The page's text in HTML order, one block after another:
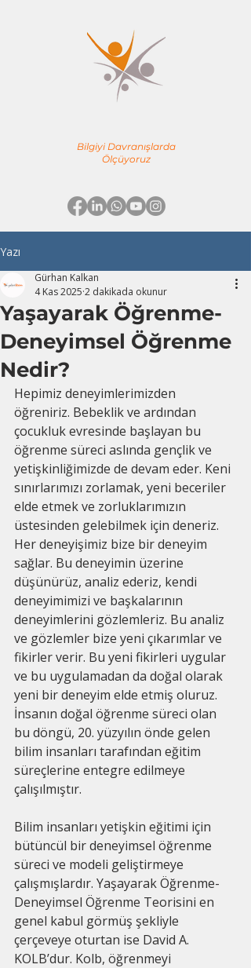
Bilgiyi Davranışlarda
Ölçüyoruz
Yazı
Yaşayarak Öğrenme-
Deneyimsel Öğrenme
Nedir?
Gürhan Kalkan
4 Kas 2025 2 dakikada okunur
Hepimiz deneyimlerimizden
öğreniriz. Bebeklik ve ardından
çocukluk evresinde başlayan bu
öğrenme süreci aslında gençlik ve
yetişkinliğimizde de devam eder. Keni
sınırlarımızı zorlamak, yeni beceriler
elde etmek ve zorluklarımızın
üstesinden gelebilmek için deneriz.
Her deneyişimiz bize bir deneyim
sağlar. Bu deneyimin üzerine
düşünürüz, analiz ederiz, kendi
deneyimimizi ve başkalarının
deneyimlerini gözlemleriz. Bu analiz
ve gözlemler bize yeni çıkarımlar ve
fikirler verir. Bu yeni fikirleri uygular
ve bu uygulamadan da doğal olarak
yeni bir deneyim elde etmiş oluruz.
İnsanın doğal öğrenme süreci olan
bu döngü, 20. yüzyılın önde gelen
bilim insanları tarafından eğitim
süreçlerine entegre edilmeye
çalışılmıştır.
Bilim insanları yetişkin eğitimi için
bütüncül bir deneyimsel öğrenme
süreci ve modeli geliştirmeye
çalışmışlardır. Yaşayarak Öğrenme-
Deneyimsel Öğrenme Teorisini en
genel kabul görmüş şekliyle
çerçeveye oturtan ise David A.
KOLB’dur. Kolb, öğrenmeyi